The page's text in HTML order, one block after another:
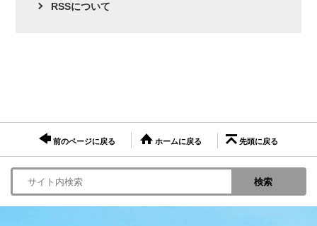
RSSについて
前のページに戻る ホームに戻る 先頭に戻る